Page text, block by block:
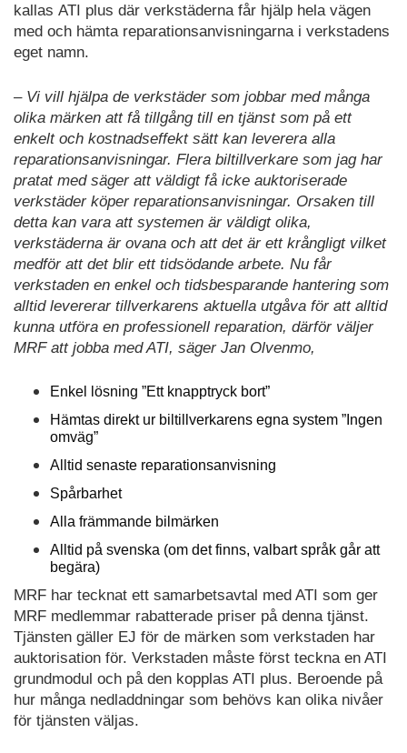
kallas ATI plus där verkstäderna får hjälp hela vägen
med och hämta reparationsanvisningarna i verkstadens
eget namn.
– Vi vill hjälpa de verkstäder som jobbar med många
olika märken att få tillgång till en tjänst som på ett
enkelt och kostnadseffekt sätt kan leverera alla
reparationsanvisningar. Flera biltillverkare som jag har
pratat med säger att väldigt få icke auktoriserade
verkstäder köper reparationsanvisningar. Orsaken till
detta kan vara att systemen är väldigt olika,
verkstäderna är ovana och att det är ett krångligt vilket
medför att det blir ett tidsödande arbete. Nu får
verkstaden en enkel och tidsbesparande hantering som
alltid levererar tillverkarens aktuella utgåva för att alltid
kunna utföra en professionell reparation, därför väljer
MRF att jobba med ATI, säger Jan Olvenmo,
Enkel lösning ”Ett knapptryck bort”
Hämtas direkt ur biltillverkarens egna system ”Ingen
omväg”
Alltid senaste reparationsanvisning
Spårbarhet
Alla främmande bilmärken
Alltid på svenska (om det finns, valbart språk går att
begära)
MRF har tecknat ett samarbetsavtal med ATI som ger
MRF medlemmar rabatterade priser på denna tjänst.
Tjänsten gäller EJ för de märken som verkstaden har
auktorisation för. Verkstaden måste först teckna en ATI
grundmodul och på den kopplas ATI plus. Beroende på
hur många nedladdningar som behövs kan olika nivåer
för tjänsten väljas.